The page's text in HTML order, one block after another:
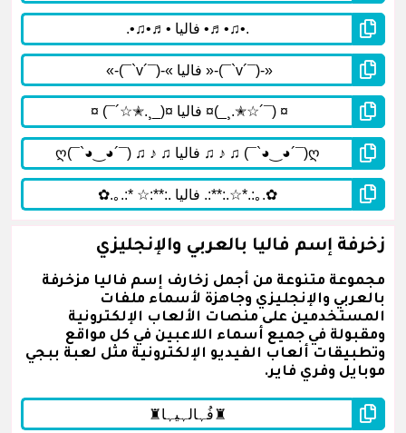
زخرفة إسم فاليا بالعربي والإنجليزي
مجموعة متنوعة من أجمل زخارف إسم فاليا مزخرفة
بالعربي والإنجليزي وجاهزة لأسماء ملفات
المستخدمين على منصات الألعاب الإلكترونية
ومقبولة في جميع أسماء اللاعبين في كل مواقع
وتطبيقات ألعاب الفيديو الإلكترونية مثل لعبة ببجي
موبايل وفري فاير.